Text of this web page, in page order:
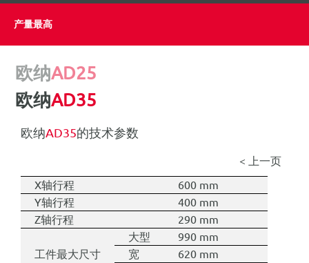
for:
简体中文
产量最高
欧纳AD25
欧纳AD35
欧纳AD35的技术参数
< 上一页
X轴行程
600 mm
Y轴行程
400 mm
Z轴行程
290 mm
工件最大尺寸
大型
990 mm
宽
620 mm